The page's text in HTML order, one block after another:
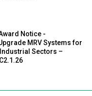
Notice -
MRV Systems for
Sectors –